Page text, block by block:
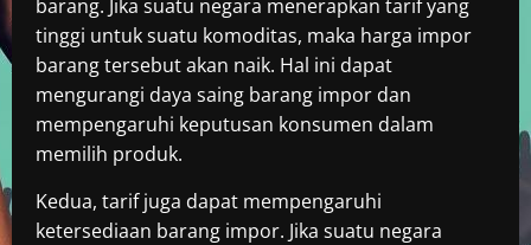
barang. Jika suatu negara menerapkan tarif yang
tinggi untuk suatu komoditas, maka harga impor
barang tersebut akan naik. Hal ini dapat
mengurangi daya saing barang impor dan
mempengaruhi keputusan konsumen dalam
memilih produk.
Kedua, tarif juga dapat mempengaruhi
ketersediaan barang impor. Jika suatu negara